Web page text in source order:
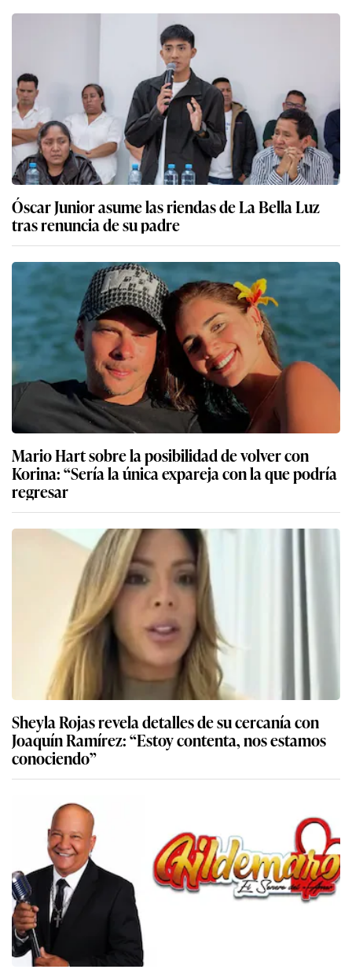
Óscar Junior asume las riendas de La Bella Luz
tras renuncia de su padre
Mario Hart sobre la posibilidad de volver con
Korina: “Sería la única expareja con la que podría
regresar
Sheyla Rojas revela detalles de su cercanía con
Joaquín Ramírez: “Estoy contenta, nos estamos
conociendo”